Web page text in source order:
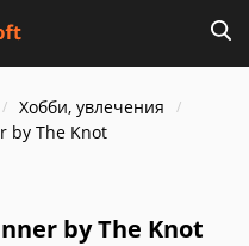
Хобби, увлечения
by The Knot
by The Knot